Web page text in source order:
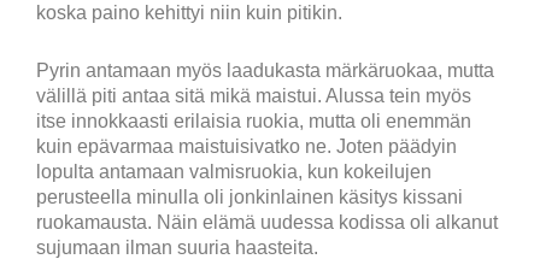
koska paino kehittyi niin kuin pitikin.
Pyrin antamaan myös laadukasta märkäruokaa, mutta
välillä piti antaa sitä mikä maistui. Alussa tein myös
itse innokkaasti erilaisia ruokia, mutta oli enemmän
kuin epävarmaa maistuisivatko ne. Joten päädyin
lopulta antamaan valmisruokia, kun kokeilujen
perusteella minulla oli jonkinlainen käsitys kissani
ruokamausta. Näin elämä uudessa kodissa oli alkanut
sujumaan ilman suuria haasteita.